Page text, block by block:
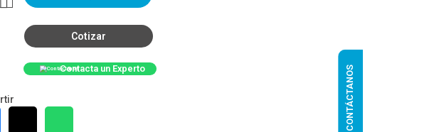
Cotizar
Contacta un Experto CONTÁCTANOS